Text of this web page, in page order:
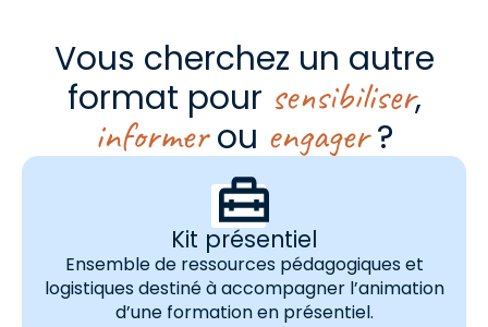
Vous cherchez un autre
format pour sensibiliser,
informerou engager?
Kit présentiel
Ensemble de ressources pédagogiques et
logistiques destiné à accompagner l’animation
d’une formation en présentiel.